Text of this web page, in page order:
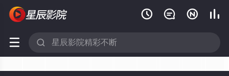
   
 